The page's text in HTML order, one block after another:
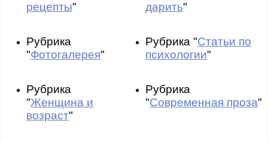
рецепты"
дарить"
Рубрика
"Фотогалерея"
Рубрика "Статьи по
психологии"
Рубрика
"Женщина и
возраст"
Рубрика
"Современная проза"